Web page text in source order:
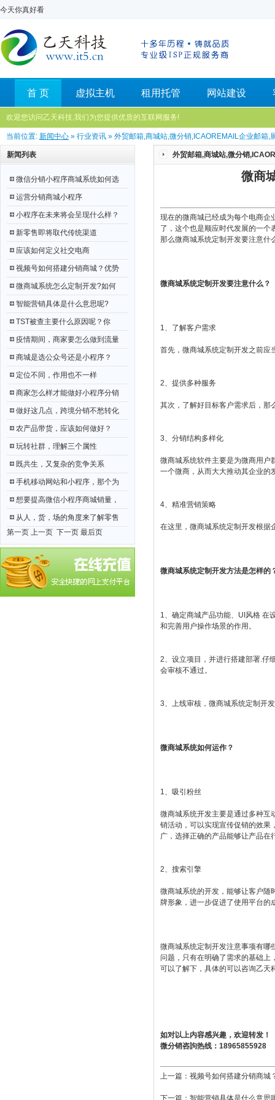
今天你真好看
首 页 虚拟主机 租用托管 网站建设
欢迎您访问乙天科技,我们为您提供优质的互联网服务!
当前位置: 新闻中心 » 行业资讯 » 外贸邮箱,商城站,微分销,ICAOREMAIL企业邮箱
新闻列表
微信分销小程序商城系统如何选
运营分销商城小程序
小程序在未来将会呈现什么样？
新零售即将取代传统渠道
应该如何定义社交电商
视频号如何搭建分销商城？优势
微商城系统怎么定制开发?如何
智能营销具体是什么意思呢?
TST被查主要什么原因呢？你
疫情期间，商家要怎么做到流量
商城是选公众号还是小程序？
定位不同，作用也不一样
商家怎么样才能做好小程序分销
做好这几点，跨境分销不愁转化
农产品带货，应该如何做好？
玩转社群，理解三个属性
既共生，又复杂的竞争关系
手机移动网站和小程序，那个为
想要提高微信小程序商城销量，
从人，货，场的角度来了解零售
第一页 上一页 下一页 最后页
外贸邮箱,商城站,微分销
微商
现在的微商城已经成为每个电商企
了，这个也是顺应时代发展的一
那么微商城系统定制开发要注意什
微商城系统定制开发要注意什么？
1、了解客户需求
首先，微商城系统定制开发之前应
2、提供多种服务
其次，了解好目标客户需求后，那
3、分销结构多样化
微商城系统软件主要是为微商用户
一个微商，从而大大推动其企业的
4、精准营销策略
在这里，微商城系统定制开发根据
微商城系统定制开发方法是怎样的
1、确定商城产品功能、UI风格 在
和完善用户操作场景的作用。
2、设立项目，并进行搭建部署.仔
会审核不通过。
3、上线审核，微商城系统定制开
微商城系统如何运作？
1、吸引粉丝
微商城系统开发主要是通过多种互
销活动，可以实现宣传促销的效果
广，选择正确的产品能够让产品在
2、搜索引擎
微商城系统的开发，能够让客户随
牌形象，进一步促进了使用平台的
微商城系统定制开发注意事项有哪
问题，只有在明确了需求的基础
可以了解下，具体的可以咨询乙天
如对以上内容感兴趣，欢迎转发！
微分销咨訽热线：18965855928
上一篇： 视频号如何搭建分销商城
下一篇： 智能营销具体是什么意思